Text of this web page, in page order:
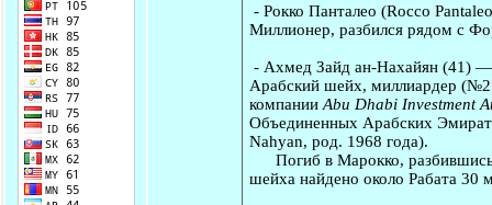
- Рокко Панталео (Rocco
Миллионер, разбился рядом с
- Ахмед Зайд ан-Нахайян (41) —
Арабский шейх, миллиардер
компании Abu Dhabi Investment
Объединенных Арабских
Nahyan, род. 1968 года).
Погиб в Марокко, разбившись
шейха найдено около Рабата 30